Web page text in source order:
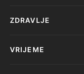
ZDRAVLJE
VRIJEME